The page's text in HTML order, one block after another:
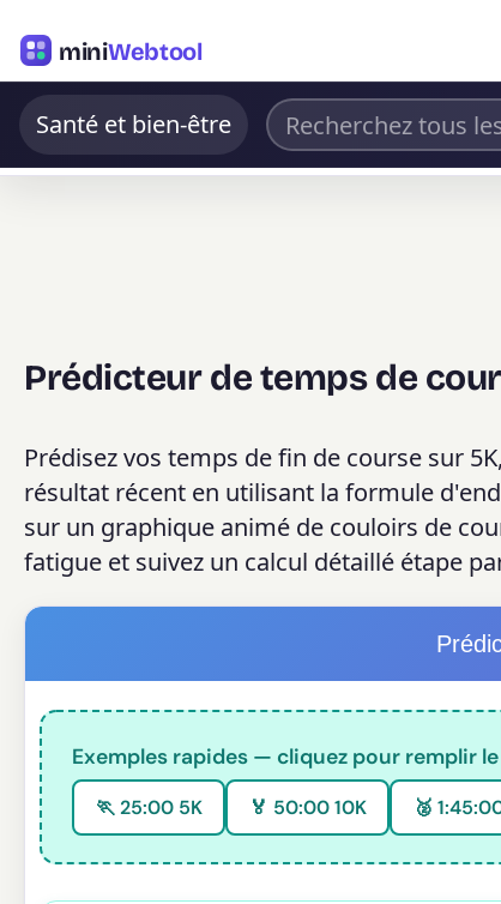
miniWebtool
Santé et bien-être
Prédicteur de temps de
Prédisez vos temps de fin de course sur
résultat récent en utilisant la formule
sur un graphique animé de couloirs de
fatigue et suivez un calcul détaillé étape
Exemples rapides — cliquez pour remplir
🏃 25:00 5K 🏅 50:00 10K 🥈